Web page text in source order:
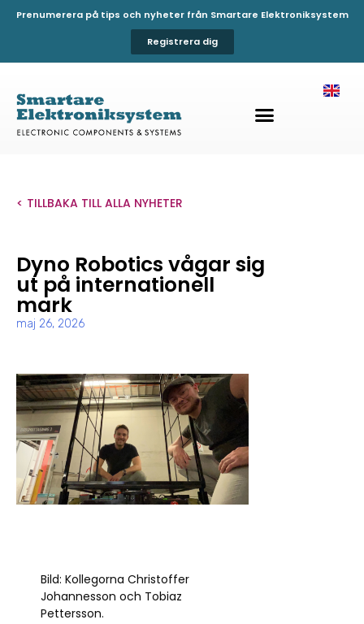
Prenumerera på tips och nyheter från Smartare Elektroniksystem
Registrera dig
< TILLBAKA TILL ALLA NYHETER
Dyno Robotics vågar sig
ut på internationell
mark
maj 26, 2026
Bild: Kollegorna Christoffer
Johannesson och Tobiaz
Pettersson.